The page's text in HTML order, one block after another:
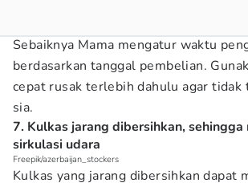
Sebaiknya Mama mengatur waktu
berdasarkan tanggal pembelian.
cepat rusak terlebih dahulu agar tidak
sia.
7. Kulkas jarang dibersihkan, sehingga
sirkulasi udara
Freepik/azerbaijan_stockers
Kulkas yang jarang dibersihkan dapat